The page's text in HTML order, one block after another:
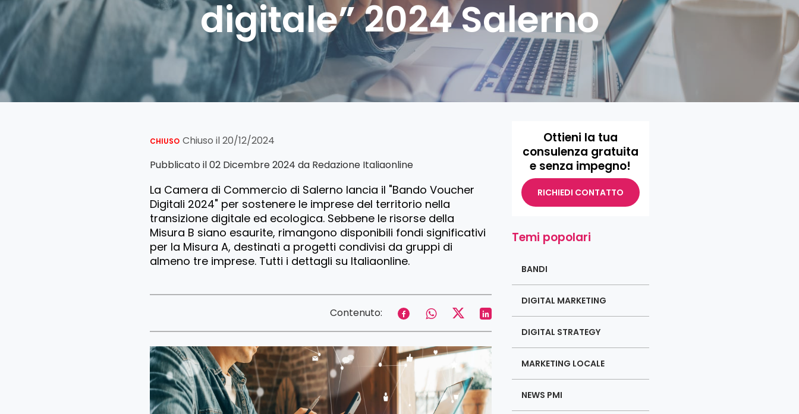
digitale” 2024 Salerno
CHIUSO Chiuso il 20/12/2024
Pubblicato il 02 Dicembre 2024 da Redazione Italiaonline
La Camera di Commercio di Salerno lancia il "Bando Voucher
Digitali 2024" per sostenere le imprese del territorio nella
transizione digitale ed ecologica. Sebbene le risorse della
Misura B siano esaurite, rimangono disponibili fondi significativi
per la Misura A, destinati a progetti condivisi da gruppi di
almeno tre imprese. Tutti i dettagli su Italiaonline.
Contenuto:
Ottieni la tua
consulenza gratuita
e senza impegno!
RICHIEDI CONTATTO
Temi popolari
BANDI
DIGITAL MARKETING
DIGITAL STRATEGY
MARKETING LOCALE
NEWS PMI